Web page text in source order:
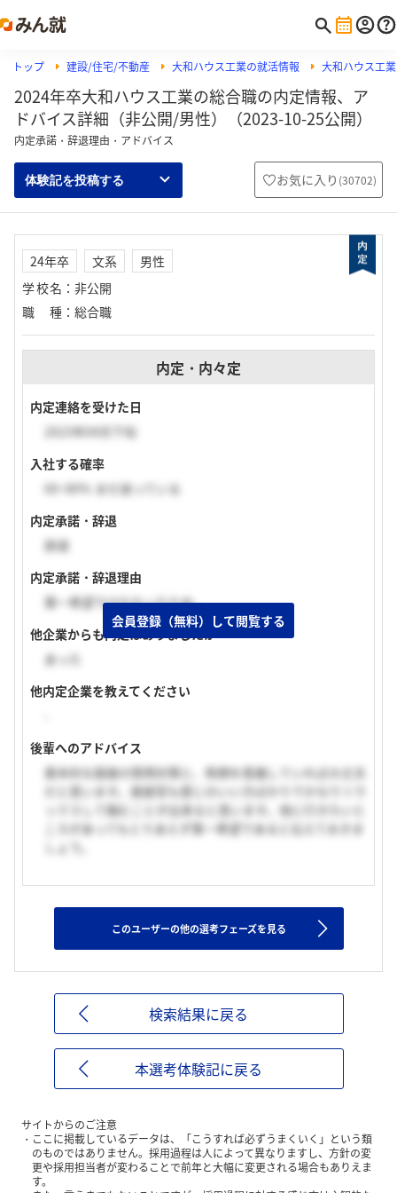
トップ 建設/住宅/不動産 大和ハウス工業の就活情報 大和ハウス工
2024年卒大和ハウス工業の総合職の内定情報、ア
ドバイス詳細（非公開/男性）（2023-10-25公開）
内定承諾・辞退理由・アドバイス
体験記を投稿する お気に入り (30702)
24年卒 文系
男性
学校名 ： 非公開
職種 ： 総合職
内定・内々定
内定連絡を受けた日
2023年04月下旬
入社する確率
60~80% まだ迷っている
内定承諾・辞退
辞退
内定承諾・辞退理由
第一希望ではなかったため。
他企業からも内定はありましたか
あった
他内定企業を教えてください
後輩へのアドバイス
基本的な面接の質問対策と、笑顔を意識していれば大丈夫
だと思います。面接官も感じのいい方ばかりでかなりリラ
ックスして臨むことが出来ると思います。他に行きたいと
ころがあってもとりあえず第一希望であると伝えておきま
しょう。
会員登録（無料）して閲覧する
このユーザーの他の選考フェーズを見る
検索結果に戻る
本選考体験記に戻る
サイトからのご注意
ここに掲載しているデータは、「こうすれば必ずうまくいく」という類
のものではありません。採用過程は人によって異なりますし、方針の変
更や採用担当者が変わることで前年と大幅に変更される場合もありえま
す。